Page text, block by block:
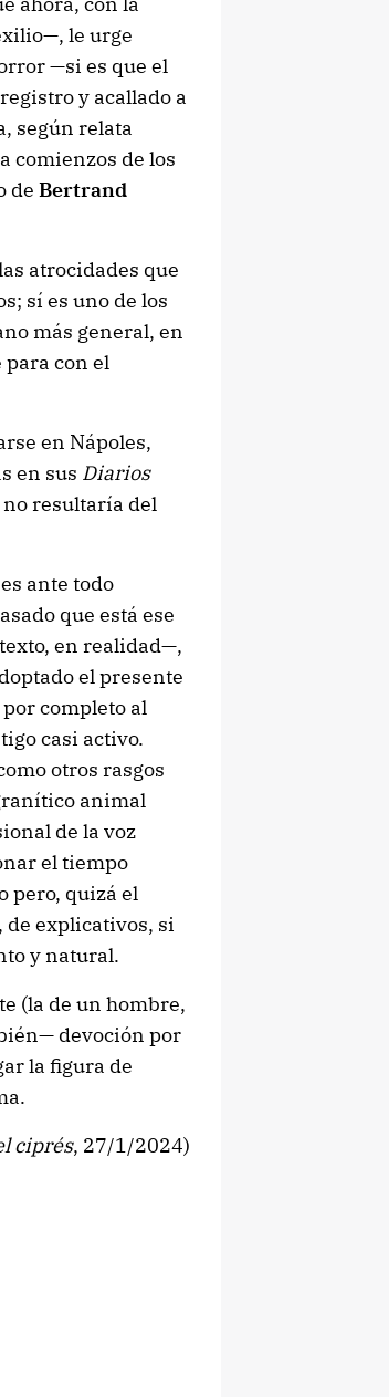
le urge
—si es que el
y acallado a
según relata
comienzos de los
de Bertrand
atrocidades que
sí es uno de los
más general, en
para con el
en Nápoles,
en sus Diarios
no resultaría del
ante todo
que está ese
en realidad—,
el presente
completo al
casi activo.
otros rasgos
animal
de la voz
el tiempo
pero, quizá el
de explicativos, si
y natural.
(la de un hombre,
devoción por
la figura de
ciprés, 27/1/2024)